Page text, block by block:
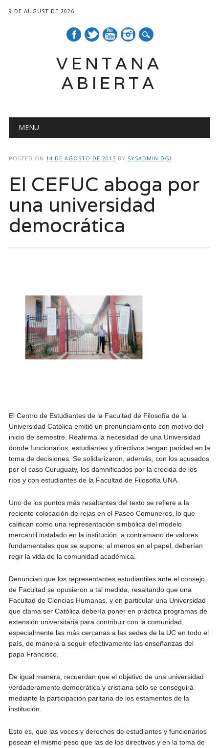
9 DE AUGUST DE 2026
VENTANA
ABIERTA
Main menu
MENU
POSTED ON 14 DE AGOSTO DE 2015 BY SYSADMIN DGI
El CEFUC aboga por
una universidad
democrática
El Centro de Estudiantes de la Facultad de Filosofía de la
Universidad Católica emitió un pronunciamiento con motivo del
inicio de semestre. Reafirma la necesidad de una Universidad
donde funcionarios, estudiantes y directivos tengan paridad en la
toma de decisiones. Se solidarizaron, además, con los acusados
por el caso Curuguaty, los damnificados por la crecida de los
ríos y con estudiantes de la Facultad de Filosofía UNA.
Uno de los puntos más resaltantes del texto se refiere a la
reciente colocación de rejas en el Paseo Comuneros, lo que
califican como una representación simbólica del modelo
mercantil instalado en la institución, a contramano de valores
fundamentales que se supone, al menos en el papel, deberían
regir la vida de la comunidad académica.
Denuncian que los representantes estudiantiles ante el consejo
de Facultad se opusieron a tal medida, resaltando que una
Facultad de Ciencias Humanas, y en particular una Universidad
que clama ser Católica debería poner en práctica programas de
extensión universitaria para contribuir con la comunidad,
especialmente las más cercanas a las sedes de la UC en todo el
país, de manera a seguir efectivamente las enseñanzas del
papa Francisco.
De igual manera, recuerdan que el objetivo de una universidad
verdaderamente democrática y cristiana sólo se conseguirá
mediante la participación paritaria de los estamentos de la
institución.
Esto es, que las voces y derechos de estudiantes y funcionarios
posean el mismo peso que las de los directivos y en la toma de